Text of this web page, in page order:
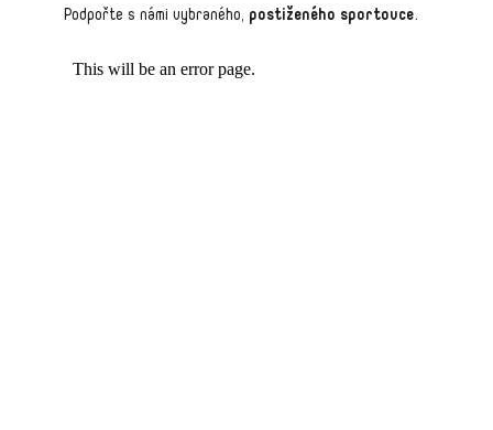
Podpořte s námi vybraného, postiženého sportovce.